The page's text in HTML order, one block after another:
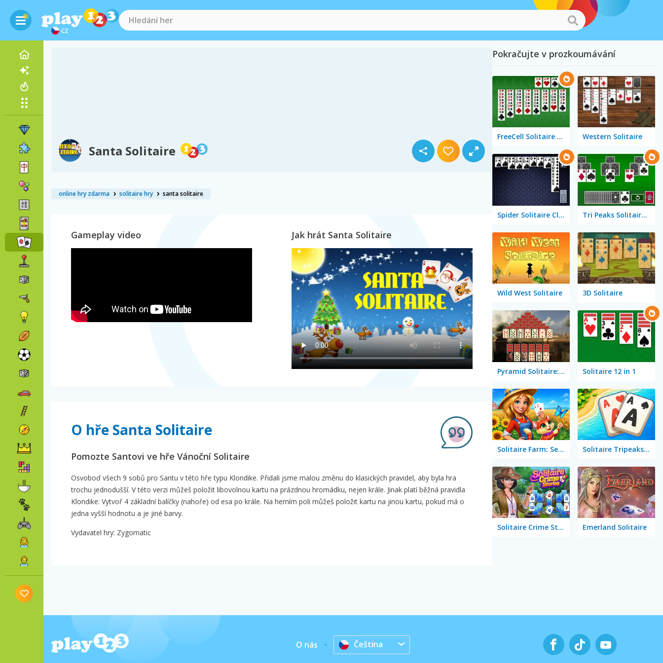
CZ
Santa Solitaire
online hry zdarma solitaire hry santa solitaire
Gameplay video Jak hrát Santa Solitaire
O hře Santa Solitaire
Pomozte Santovi ve hře Vánoční Solitaire
Osvoboď všech 9 sobů pro Santu v této hře typu Klondike. Přidali jsme malou změnu do klasických pravidel, aby byla hra
trochu jednodušší. V této verzi můžeš položit libovolnou kartu na prázdnou hromádku, nejen krále. Jinak platí běžná pravidla
Klondike: Vytvoř 4 základní balíčky (nahoře) od esa po krále. Na herním poli můžeš položit kartu na jinou kartu, pokud má o
jedna vyšší hodnotu a je jiné barvy.
Vydavatel hry: Zygomatic
Pokračujte v prozkoumávání
FreeCell Solitaire Classic Western Solitaire
Spider Solitaire Classic Tri Peaks Solitaire Classic
Wild West Solitaire 3D Solitaire
Pyramid Solitaire: Ancient Rome Solitaire 12 in 1
Solitaire Farm: Seasons 5 Solitaire Tripeaks Escapes
Solitaire Crime Stories Emerland Solitaire
O nás Čeština